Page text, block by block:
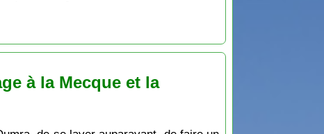
à la Mecque et la